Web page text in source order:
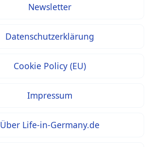
Newsletter
Datenschutzerklärung
Cookie Policy (EU)
Impressum
Über Life-in-Germany.de